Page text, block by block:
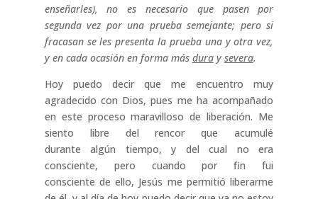
enseñarles), no es necesario que pasen por
segunda vez por una prueba semejante; pero si
fracasan se les presenta la prueba una y otra vez,
y en cada ocasión en forma más duray severa.
Hoy puedo decir que me encuentro muy
agradecido con Dios, pues me ha acompañado
en este proceso maravilloso de liberación. Me
siento libre del rencor que acumulé
durante algún tiempo, y del cual no era
consciente, pero cuando por fin fui
consciente de ello, Jesús me permitió liberarme